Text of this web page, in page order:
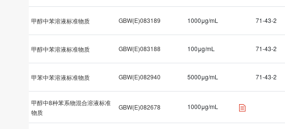
甲醇中苯溶液标准物质 GBW(E)083189 1000μg/mL 71-43-2
甲醇中苯溶液标准物质 GBW(E)083188 100μg/mL 71-43-2
甲苯中苯溶液标准物质 GBW(E)082940 5000μg/mL 71-43-2
甲醇中8种苯系物混合溶液标准
物质
GBW(E)082678 1000μg/mL